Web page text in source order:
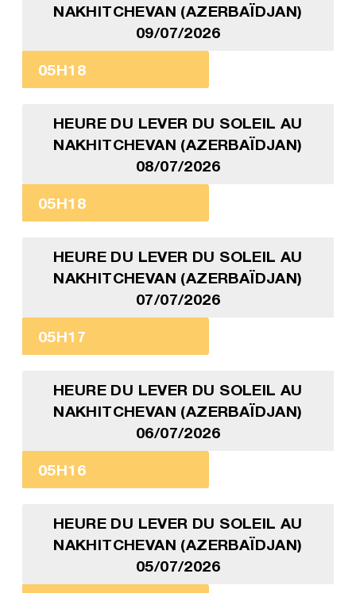
NAKHITCHEVAN (AZERBAÏDJAN)
09/07/2026
05H18
HEURE DU LEVER DU SOLEIL AU
NAKHITCHEVAN (AZERBAÏDJAN)
08/07/2026
05H18
HEURE DU LEVER DU SOLEIL AU
NAKHITCHEVAN (AZERBAÏDJAN)
07/07/2026
05H17
HEURE DU LEVER DU SOLEIL AU
NAKHITCHEVAN (AZERBAÏDJAN)
06/07/2026
05H16
HEURE DU LEVER DU SOLEIL AU
NAKHITCHEVAN (AZERBAÏDJAN)
05/07/2026